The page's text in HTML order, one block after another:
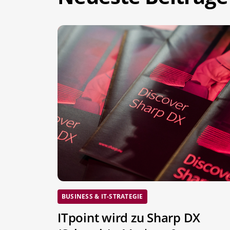
BUSINESS & IT-STRATEGIE
ITpoint wird zu Sharp DX